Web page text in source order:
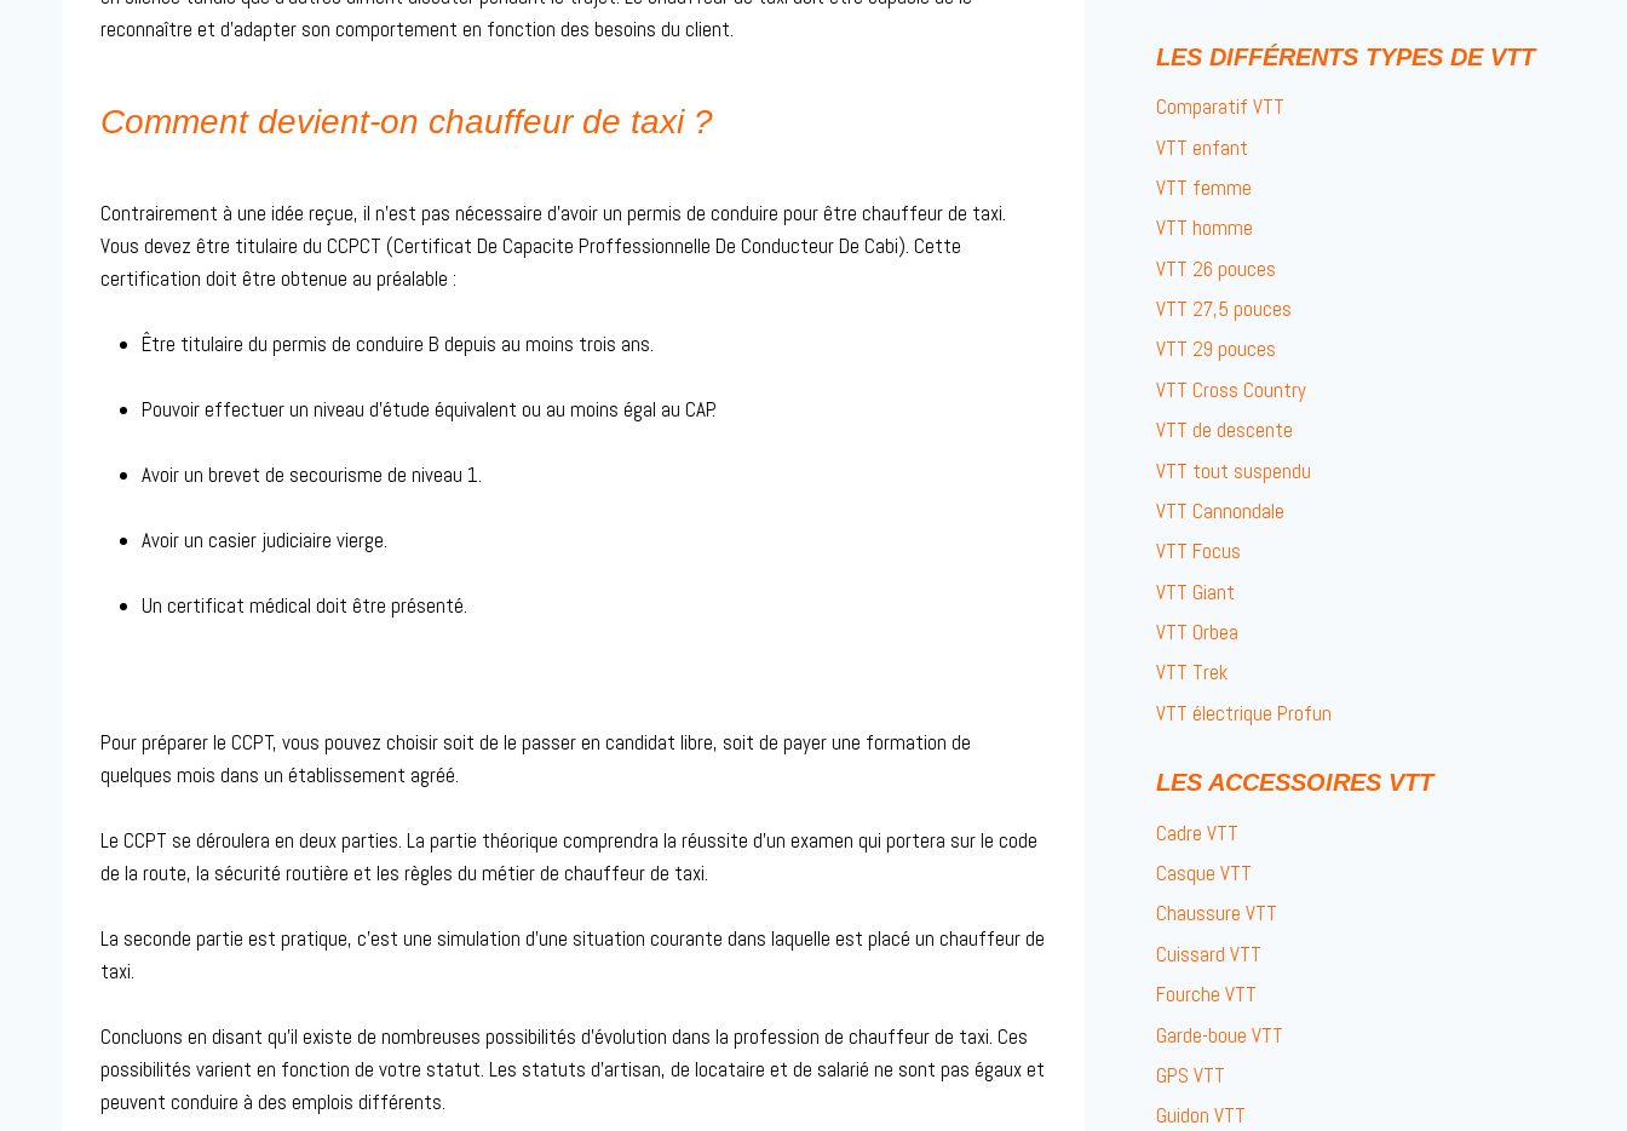
reconnaître et d’adapter son comportement en fonction des besoins du client.
Comment devient-on chauffeur de taxi ?
Contrairement à une idée reçue, il n’est pas nécessaire d’avoir un permis de conduire pour être chauffeur de taxi.
Vous devez être titulaire du CCPCT (Certificat De Capacite Proffessionnelle De Conducteur De Cabi). Cette
certification doit être obtenue au préalable :
Être titulaire du permis de conduire B depuis au moins trois ans.
Pouvoir effectuer un niveau d’étude équivalent ou au moins égal au CAP.
Avoir un brevet de secourisme de niveau 1.
Avoir un casier judiciaire vierge.
Un certificat médical doit être présenté.
Pour préparer le CCPT, vous pouvez choisir soit de le passer en candidat libre, soit de payer une formation de
quelques mois dans un établissement agréé.
Le CCPT se déroulera en deux parties. La partie théorique comprendra la réussite d’un examen qui portera sur le code
de la route, la sécurité routière et les règles du métier de chauffeur de taxi.
La seconde partie est pratique, c’est une simulation d’une situation courante dans laquelle est placé un chauffeur de
taxi.
Concluons en disant qu’il existe de nombreuses possibilités d’évolution dans la profession de chauffeur de taxi. Ces
possibilités varient en fonction de votre statut. Les statuts d’artisan, de locataire et de salarié ne sont pas égaux et
peuvent conduire à des emplois différents.
LES DIFFÉRENTS TYPES DE VTT
Comparatif VTT
VTT enfant
VTT femme
VTT homme
VTT 26 pouces
VTT 27,5 pouces
VTT 29 pouces
VTT Cross Country
VTT de descente
VTT tout suspendu
VTT Cannondale
VTT Focus
VTT Giant
VTT Orbea
VTT Trek
VTT électrique Profun
LES ACCESSOIRES VTT
Cadre VTT
Casque VTT
Chaussure VTT
Cuissard VTT
Fourche VTT
Garde-boue VTT
GPS VTT
Guidon VTT